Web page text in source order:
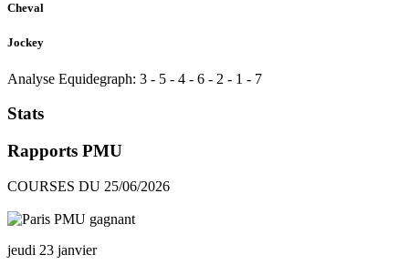
Cheval
Jockey
Analyse Equidegraph: 3 - 5 - 4 - 6 - 2 - 1 - 7
Stats
Rapports PMU
COURSES DU 25/06/2026
jeudi 23 janvier